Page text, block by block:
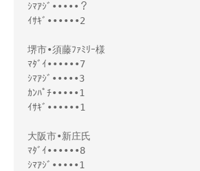
ｼﾏｱｼﾞ•••••？
ｲｻｷﾞ••••••2
堺市•須藤ﾌｧﾐﾘｰ様
ﾏﾀﾞｲ••••••7
ｼﾏｱｼﾞ•••••3
ｶﾝﾊﾟﾁ•••••1
ｲｻｷﾞ••••••1
大阪市•新庄氏
ﾏﾀﾞｲ••••••8
ｼﾏｱｼﾞ•••••1